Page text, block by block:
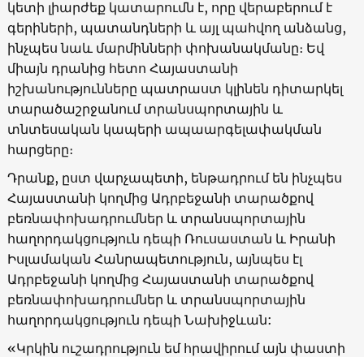
կետի լիարժեք կատարումն է, որը վերաբերում է
գերիների, պատանդների և այլ պահվող անձանց,
ինչպես նաև մարմինների փոխանակմանը։ Եվ
միայն դրանից հետո Հայաստանի
իշխանությունները պատրաստ կլինեն դիտարկել
տարածաշրջանում տրանսպորտային և
տնտեսական կապերի ապաարգելափակման
հարցերը։
Դրանք, ըստ վարչապետի, ենթադրում են ինչպես
Հայաստանի կողմից Ադրբեջանի տարածքով
բեռնափոխադրումներ և տրանսպորտային
հաղորդակցություն դեպի Ռուսաստան և Իրանի
Իսլամական Հանրապետություն, այնպես էլ
Ադրբեջանի կողմից Հայաստանի տարածքով
բեռնափոխադրումներ և տրանսպորտային
հաղորդակցություն դեպի Նախիջևան:
«Կրկին ուշադրություն եմ հրավիրում այն փաստի